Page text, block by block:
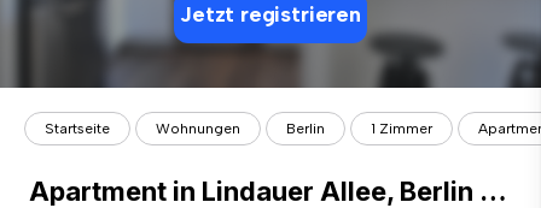
Jetzt registrieren
Startseite Wohnungen Berlin 1 Zimmer
Apartment in Lindauer Allee, Berlin for 33 m² with 1 bedroom